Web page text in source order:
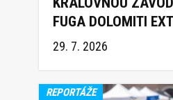
FUGA DOLOMITI
TRAIL 2026
29. 7. 2026
REPORTÁŽE